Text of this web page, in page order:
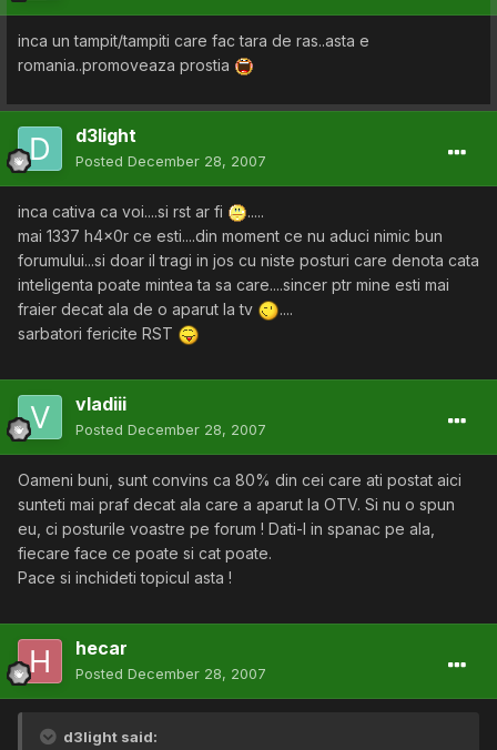
inca un tampit/tampiti care fac tara de ras..asta e
romania..promoveaza prostia
d3light
Posted December 28, 2007
inca cativa ca voi....si rst ar fi
.....
mai 1337 h4x0r ce esti....din moment ce nu aduci nimic bun
forumului...si doar il tragi in jos cu niste posturi care denota cata
inteligenta poate mintea ta sa care....sincer ptr mine esti mai
fraier decat ala de o aparut la tv
....
sarbatori fericite RST
vladiii
Posted December 28, 2007
Oameni buni, sunt convins ca 80% din cei care ati postat aici
sunteti mai praf decat ala care a aparut la OTV. Si nu o spun
eu, ci posturile voastre pe forum ! Dati-l in spanac pe ala,
fiecare face ce poate si cat poate.
Pace si inchideti topicul asta !
hecar
Posted December 28, 2007
d3light said: